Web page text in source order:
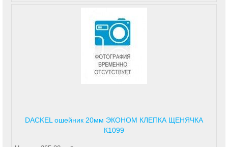
DACKEL ошейник 20мм ЭКОНОМ КЛЕПКА ЩЕНЯЧКА
К1099